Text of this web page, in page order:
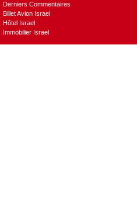
Derniers Commentaires
Billet Avion Israel
Hôtel Israel
Immobilier Israel